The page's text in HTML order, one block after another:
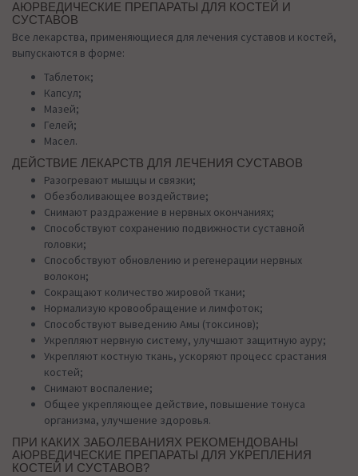
АЮРВЕДИЧЕСКИЕ ПРЕПАРАТЫ ДЛЯ КОСТЕЙ И
СУСТАВОВ
Все лекарства, применяющиеся для лечения суставов и костей,
выпускаются в форме:
Таблеток;
Капсул;
Мазей;
Гелей;
Масел.
ДЕЙСТВИЕ ЛЕКАРСТВ ДЛЯ ЛЕЧЕНИЯ СУСТАВОВ
Разогревают мышцы и связки;
Обезболивающее воздействие;
Снимают раздражение в нервных окончаниях;
Способствуют сохранению подвижности суставной
головки;
Способствуют обновлению и регенерации нервных
волокон;
Сокращают количество жировой ткани;
Нормализую кровообращение и лимфоток;
Способствуют выведению Амы (токсинов);
Укрепляют нервную систему, улучшают защитную ауру;
Укрепляют костную ткань, ускоряют процесс срастания
костей;
Снимают воспаление;
Общее укрепляющее действие, повышение тонуса
организма, улучшение здоровья.
ПРИ КАКИХ ЗАБОЛЕВАНИЯХ РЕКОМЕНДОВАНЫ
АЮРВЕДИЧЕСКИЕ ПРЕПАРАТЫ ДЛЯ УКРЕПЛЕНИЯ
КОСТЕЙ И СУСТАВОВ?